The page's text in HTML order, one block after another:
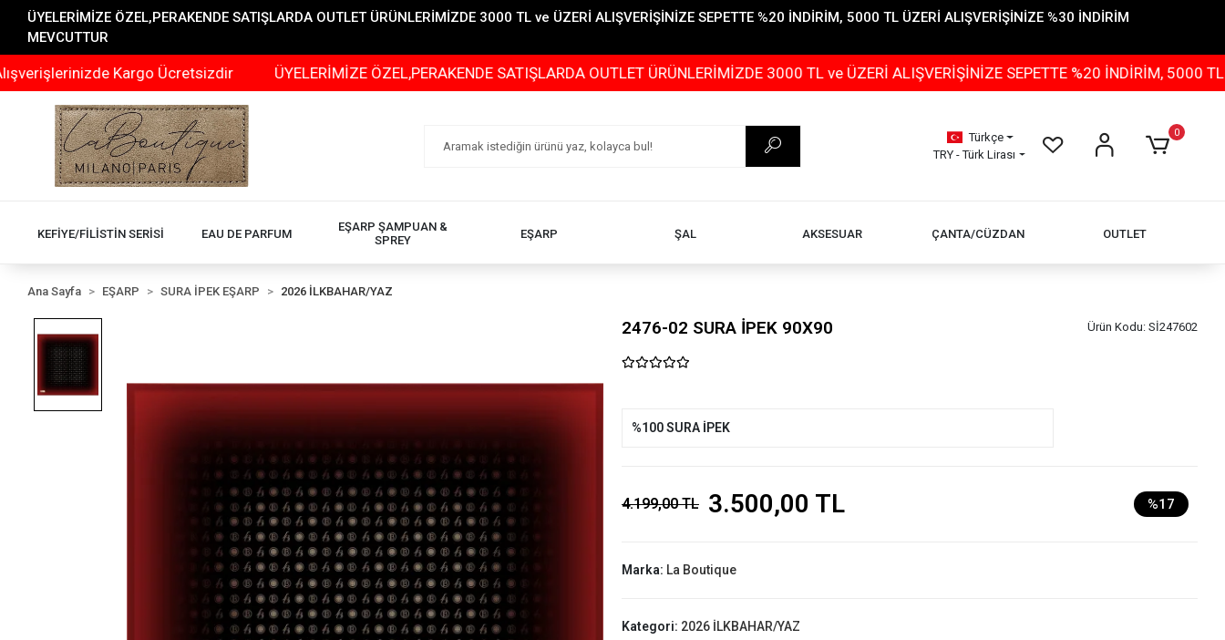
ÜYELERİMİZE ÖZEL,PERAKENDE SATIŞLARDA OUTLET ÜRÜNLERİMİZDE 3000 TL ve ÜZERİ ALIŞVERİŞİNİZE SEPETTE %20 İNDİRİM, 5000 TL ÜZERİ ALIŞVERİŞİNİZE %30 İNDİRİM
MEVCUTTUR
Kargo Ücretsizdir ÜYELERİMİZE ÖZEL,PERAKENDE SATIŞLARDA OUTLET ÜRÜNLERİMİZDE 3000 TL ve ÜZERİ ALIŞVERİŞİNİZE SEPETTE %20 İNDİRİM, 5000 TL ÜZERİ
Türkçe
TRY - Türk Lirası
0
KEFİYE/FİLİSTİN SERİSİ EAU DE PARFUM
EŞARP ŞAMPUAN &
SPREY
EŞARP ŞAL AKSESUAR ÇANTA/CÜZDAN OUTLET
Ana Sayfa EŞARP SURA İPEK EŞARP 2026 İLKBAHAR/YAZ
2476-02 SURA İPEK 90X90 Ürün Kodu: Sİ247602
%100 SURA İPEK
4.199,00 TL 3.500,00 TL %17
Marka: La Boutique
Kategori: 2026 İLKBAHAR/YAZ